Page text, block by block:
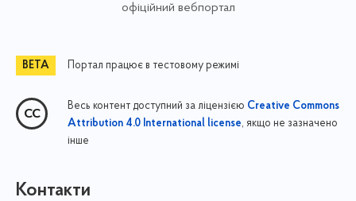
офіційний вебпортал
Портал працює в тестовому режимі
Весь контент доступний за ліцензією Creative Commons
Attribution 4.0 International license, якщо не зазначено
інше
Контакти